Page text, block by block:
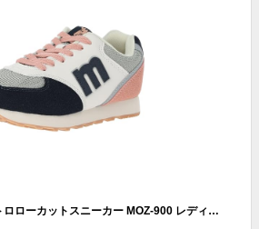
[モズ スウェーデン] レトロローカットスニーカー MOZ-900 レディース ネイビー×ピンク 23.5 cm 2E